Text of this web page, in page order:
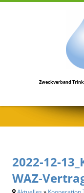
Zweckverband
2022-12-
WAZ-